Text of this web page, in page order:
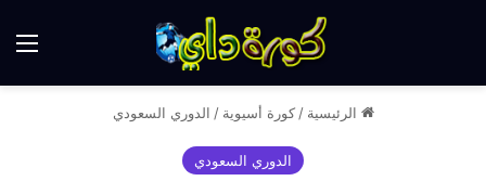
الرئيسية / كورة أسيوية / الدوري السعودي
الدوري السعودي